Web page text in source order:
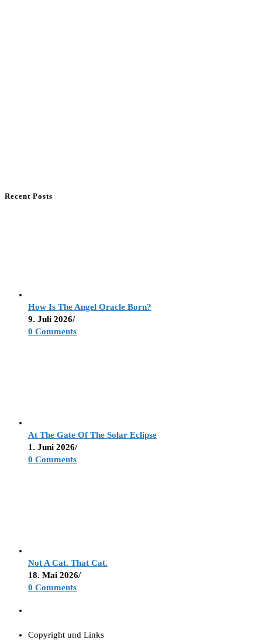
Recent Posts
How Is The Angel Oracle Born?
9. Juli 2026/
0 Comments
At The Gate Of The Solar Eclipse
1. Juni 2026/
0 Comments
Not A Cat. That Cat.
18. Mai 2026/
0 Comments
Copyright und Links